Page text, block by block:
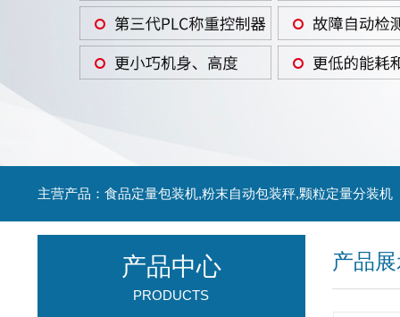
主营产品：食品定量包装机,粉末自动包装秤,颗粒定量分装机
产品
产品中心
PRODUCTS